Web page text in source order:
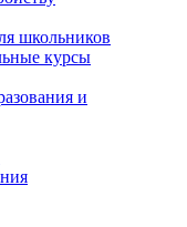
школьников
курсы
и